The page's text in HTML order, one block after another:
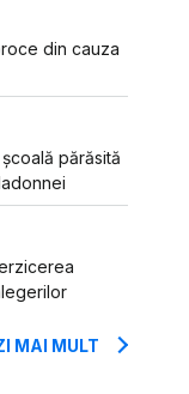
din cauza
părăsită
MAI MULT